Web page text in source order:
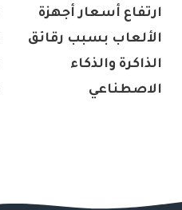
ارتفاع أسعار أجهزة
الألعاب بسبب رقائق
الذاكرة والذكاء
الاصطناعي